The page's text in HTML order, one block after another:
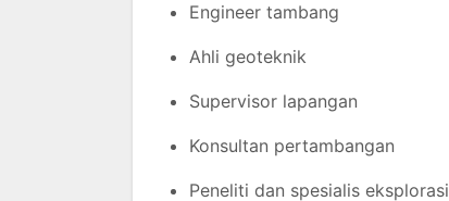
Engineer tambang
Ahli geoteknik
Supervisor lapangan
Konsultan pertambangan
Peneliti dan spesialis eksplorasi